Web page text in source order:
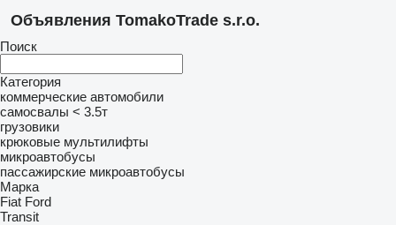
Объявления TomakoTrade s.r.o.
Поиск
Категория
коммерческие автомобили
самосвалы < 3.5т
грузовики
крюковые мультилифты
микроавтобусы
пассажирские микроавтобусы
Марка
Fiat Ford
Transit